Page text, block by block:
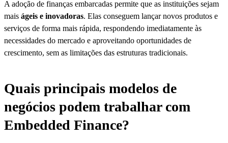
A adoção de finanças embarcadas permite que as instituições sejam
mais ágeis e inovadoras. Elas conseguem lançar novos produtos e
serviços de forma mais rápida, respondendo imediatamente às
necessidades do mercado e aproveitando oportunidades de
crescimento, sem as limitações das estruturas tradicionais.
Quais principais modelos de
negócios podem trabalhar com
Embedded Finance?